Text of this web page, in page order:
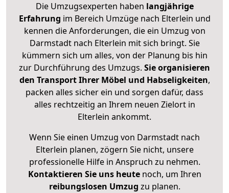
Die Umzugsexperten haben langjährige
Erfahrung im Bereich Umzüge nach Elterlein und
kennen die Anforderungen, die ein Umzug von
Darmstadt nach Elterlein mit sich bringt. Sie
kümmern sich um alles, von der Planung bis hin
zur Durchführung des Umzugs. Sie organisieren
den Transport Ihrer Möbel und Habseligkeiten,
packen alles sicher ein und sorgen dafür, dass
alles rechtzeitig an Ihrem neuen Zielort in
Elterlein ankommt.
Wenn Sie einen Umzug von Darmstadt nach
Elterlein planen, zögern Sie nicht, unsere
professionelle Hilfe in Anspruch zu nehmen.
Kontaktieren Sie uns heutenoch, um Ihren
reibungslosen Umzug zu planen.